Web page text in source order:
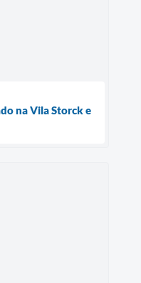
na Vila Storck e